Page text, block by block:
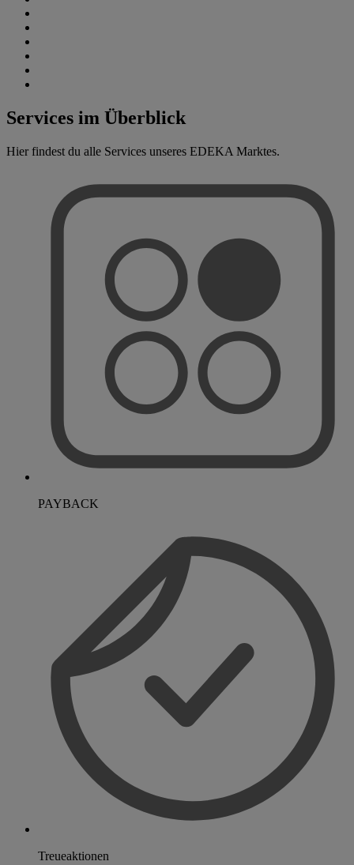
Services im Überblick
Hier findest du alle Services unseres EDEKA Marktes.
PAYBACK
Treueaktionen